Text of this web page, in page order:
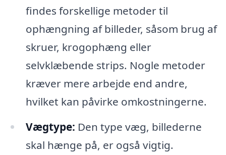
findes forskellige metoder til
ophængning af billeder, såsom brug af
skruer, krogophæng eller
selvklæbende strips. Nogle metoder
kræver mere arbejde end andre,
hvilket kan påvirke omkostningerne.
Vægtype: Den type væg, billederne
skal hænge på, er også vigtig.